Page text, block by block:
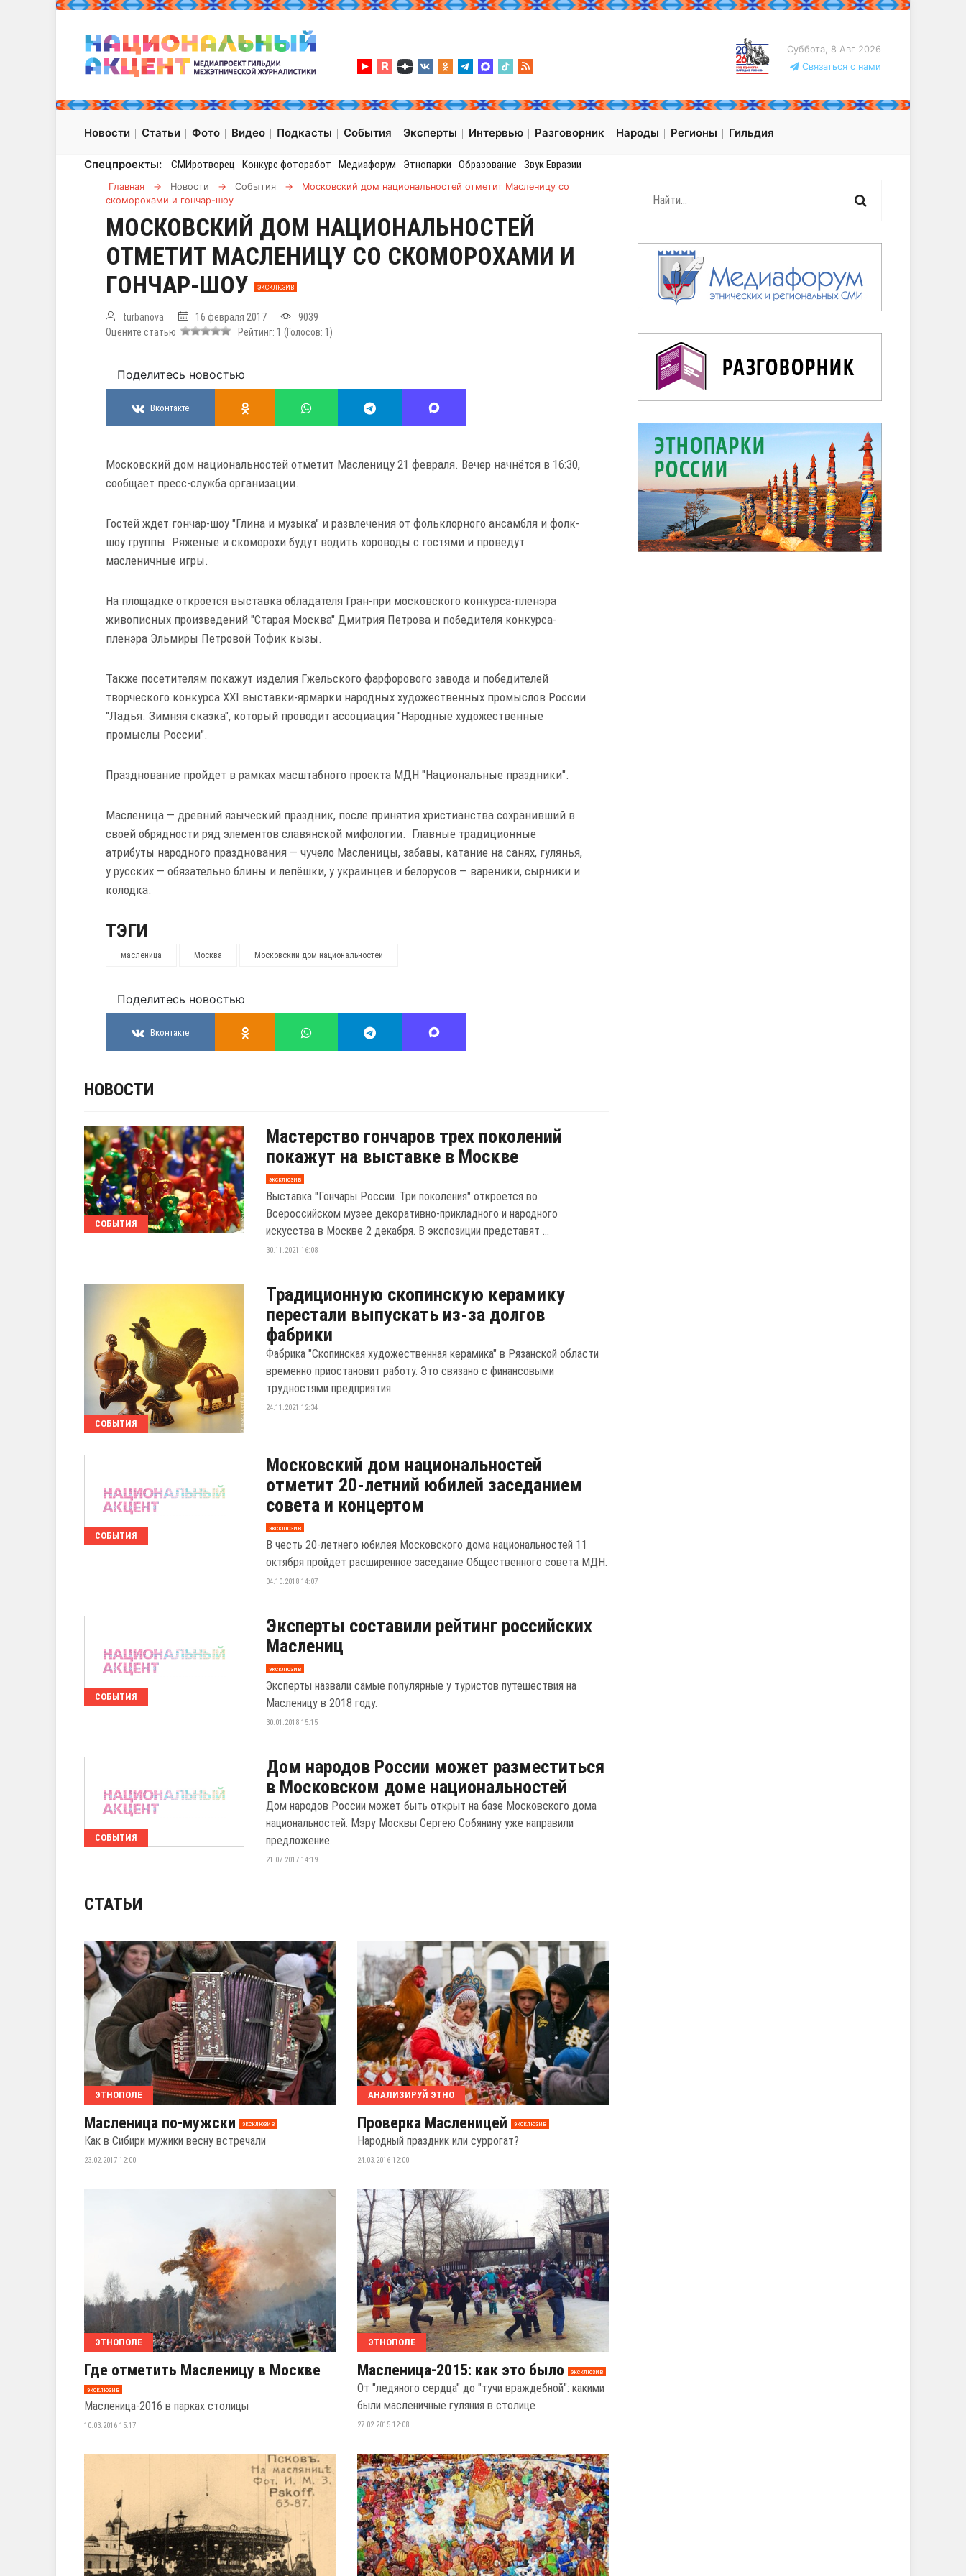
Суббота, 8 Авг 2026
Связаться с нами
Новости Статьи Фото Видео Подкасты События Эксперты Интервью Разговорник Народы Регионы Гильдия
Спецпроекты: СМИротворец Конкурс фоторабот Медиафорум Этнопарки Образование Звук Евразии
Главная → Новости → События →
Московский дом национальностей отметит Масленицу со
скоморохами и гончар-шоу
МОСКОВСКИЙ ДОМ НАЦИОНАЛЬНОСТЕЙ
ОТМЕТИТ МАСЛЕНИЦУ СО СКОМОРОХАМИ И
ГОНЧАР-ШОУ
ЭКСКЛЮЗИВ
turbanova 16 февраля 2017
9039
Оцените статью
Рейтинг: 1 (Голосов: 1 )
Поделитесь новостью
Вконтакте
Московский дом национальностей отметит Масленицу 21 февраля. Вечер начнётся в 16:30,
сообщает пресс-служба организации.
Гостей ждет гончар-шоу "Глина и музыка" и развлечения от фольклорного ансамбля и фолк-
шоу группы. Ряженые и скоморохи будут водить хороводы с гостями и проведут
масленичные игры.
На площадке откроется выставка обладателя Гран-при московского конкурса-пленэра
живописных произведений "Старая Москва" Дмитрия Петрова и победителя конкурса-
пленэра Эльмиры Петровой Тофик кызы.
Также посетителям покажут изделия Гжельского фарфорового завода и победителей
творческого конкурса XXI выставки-ярмарки народных художественных промыслов России
"Ладья. Зимняя сказка", который проводит ассоциация "Народные художественные
промыслы России".
Празднование пройдет в рамках масштабного проекта МДН "Национальные праздники".
Масленица — древний языческий праздник, после принятия христианства сохранивший в
своей обрядности ряд элементов славянской мифологии. Главные традиционные
атрибуты народного празднования — чучело Масленицы, забавы, катание на санях, гулянья,
у русских — обязательно блины и лепёшки, у украинцев и белорусов — вареники, сырники и
колодка.
ТЭГИ
масленица Москва Московский дом национальностей
Поделитесь новостью
Вконтакте
НОВОСТИ
СОБЫТИЯ
Мастерство гончаров трех поколений
покажут на выставке в Москве
эксклюзив
Выставка "Гончары России. Три поколения" откроется во
Всероссийском музее декоративно-прикладного и народного
искусства в Москве 2 декабря. В экспозиции представят ...
30.11.2021 16:08
СОБЫТИЯ
Традиционную скопинскую керамику
перестали выпускать из-за долгов
фабрики
Фабрика "Скопинская художественная керамика" в Рязанской области
временно приостановит работу. Это связано с финансовыми
трудностями предприятия.
24.11.2021 12:34
СОБЫТИЯ
Московский дом национальностей
отметит 20-летний юбилей заседанием
совета и концертом
эксклюзив
В честь 20-летнего юбилея Московского дома национальностей 11
октября пройдет расширенное заседание Общественного совета МДН.
04.10.2018 14:07
СОБЫТИЯ
Эксперты составили рейтинг российских
Маслениц
эксклюзив
Эксперты назвали самые популярные у туристов путешествия на
Масленицу в 2018 году.
30.01.2018 15:15
СОБЫТИЯ
Дом народов России может разместиться
в Московском доме национальностей
Дом народов России может быть открыт на базе Московского дома
национальностей. Мэру Москвы Сергею Собянину уже направили
предложение.
21.07.2017 14:19
СТАТЬИ
ЭТНОПОЛЕ
Масленица по-мужски эксклюзив
Как в Сибири мужики весну встречали
23.02.2017 12:00
АНАЛИЗИРУЙ ЭТНО
Проверка Масленицей эксклюзив
Народный праздник или суррогат?
24.03.2016 12:00
ЭТНОПОЛЕ
Где отметить Масленицу в Москве
эксклюзив
Масленица-2016 в парках столицы
10.03.2016 15:17
ЭТНОПОЛЕ
Масленица-2015: как это было эксклюзив
От "ледяного сердца" до "тучи враждебной": какими
были масленичные гуляния в столице
27.02.2015 12:08